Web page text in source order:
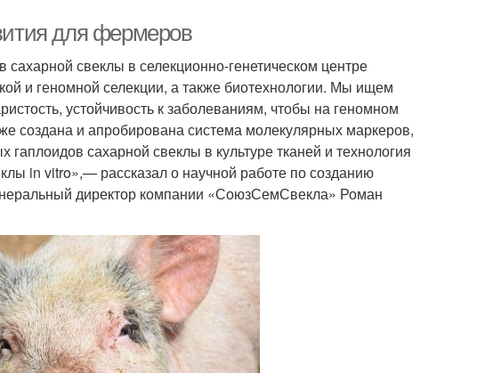
для фермеров
свеклы в селекционно-генетическом центре
и геномной селекции, а также биотехнологии. Мы ищем
устойчивость к заболеваниям, чтобы на геномном
создана и апробирована система молекулярных маркеров,
сахарной свеклы в культуре тканей и технология
in vitro»,— рассказал о научной работе по созданию
директор компании «СоюзСемСвекла» Роман